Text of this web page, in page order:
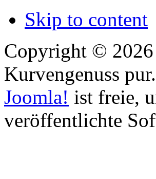
Skip to content
Copyright ©
Kurvengenuss
Joomla! ist freie,
veröffentlichte